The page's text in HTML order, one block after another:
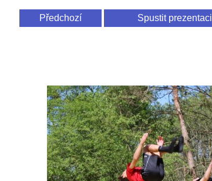
Předchozí Spustit prezentaci